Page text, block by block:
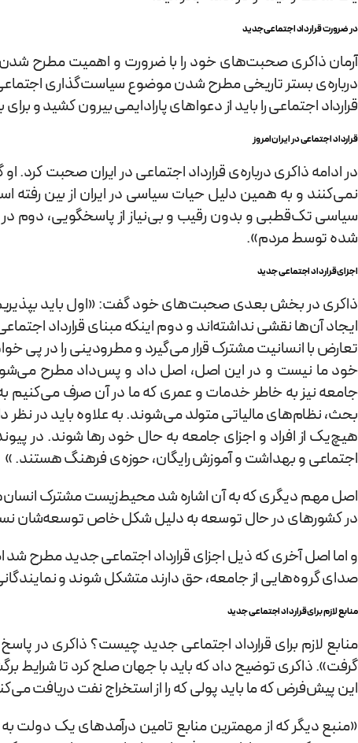
در ضرورت قرارداد اجتماعی جدید
آرمان ذاکری صحبت‌های خود را با ضرورت و اهمیت مطرح شدن
درباره‌ی بستر تاریخی مطرح شدن موضوع سیاست‌گذاری
قرارداد اجتماعی را باید از دعواهای پارادایمی بیرون کشید و
قرارداد اجتماعی در ایران امروز
در ادامه ذاکری درباره‌ی قرارداد اجتماعی در ایران صحبت
نمی‌کنند و به همین دلیل حیات سیاسی در ایران از بین
سیاسی تک‌قطبی و بدون رقیب و بی‌نیاز از پاسخگویی، دوم
شده توسط مردم».
اجزای قرارداد اجتماعی جدید
ذاکری در بخش بعدی صحبت‌های خود گفت: «اول باید بپذیریم
ایجاد آن‌ها نقشی نداشته‌اند و دوم اینکه مبنای قرارداد
تعارض با انسانیت مشترک قرار می‌گیرد و مطرودینی را در
خود ما نیست و در این اصل، اصل داد و پس‌داد مطرح می‌شود
جامعه نیز به خاطر خدمات و عمری که ما در آن صرف می‌کنیم
بحث، نظام‌های مالیاتی متولد می‌شوند. به علاوه باید در
هیچ‌یک از افراد و اجزای جامعه به حال خود رها شوند. در
اجتماعی و بهداشت و آموزش رایگان، حوزه‌ی فرهنگ هستند. »
اصل مهم دیگری که به آن اشاره شد محیط‌زیست مشترک
در کشورهای در حال توسعه به دلیل شکل خاص توسعه‌شان
و اما اصل آخری که ذیل اجزای قرارداد اجتماعی جدید مطرح
صدای گروه‌هایی از جامعه، حق دارند متشکل شوند و
منابع لازم برای قرارداد اجتماعی جدید
منابع لازم برای قرارداد اجتماعی جدید چیست؟ ذاکری در
گرفت». ذاکری توضیح داد که باید با جهان صلح کرد تا شرایط
این پیش‌فرض که ما باید پولی که را از استخراج نفت